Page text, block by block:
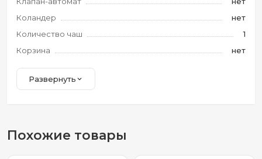
Коландер
нет
Количество чаш
1
Корзина
нет
Развернуть
Похожие товары